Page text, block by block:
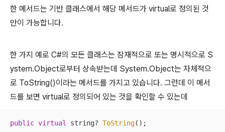
한 메서드는 기반 클래스에서 해당 메서드가 virtual로 정의된 것
만이 가능합니다.
한 가지 예로 C#의 모든 클래스는 잠재적으로 또는 명시적으로 S
ystem.Object로부터 상속받는데 System.Object는 자체적으
로 ToString()이라는 메서드를 가지고 있습니다. 그런데 이 메서
드를 보면 virtual로 정의되어 있는 것을 확인할 수 있는데
public virtual string? ToString();